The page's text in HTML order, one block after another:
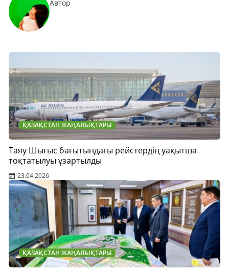
Автор
ҚАЗАҚСТАН ЖАҢАЛЫҚТАРЫ
Таяу Шығыс бағытындағы рейстердің уақытша
тоқтатылуы ұзартылды
23.04.2026
ҚАЗАҚСТАН ЖАҢАЛЫҚТАРЫ